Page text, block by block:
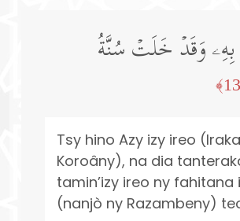
بِهِۦ وَقَدۡ خَلَتۡ سُنَّةُ
Tsy hino Azy izy ireo
Koroâny), na dia
tamin’izy ireo ny fahitana
(nanjò ny Razambeny)